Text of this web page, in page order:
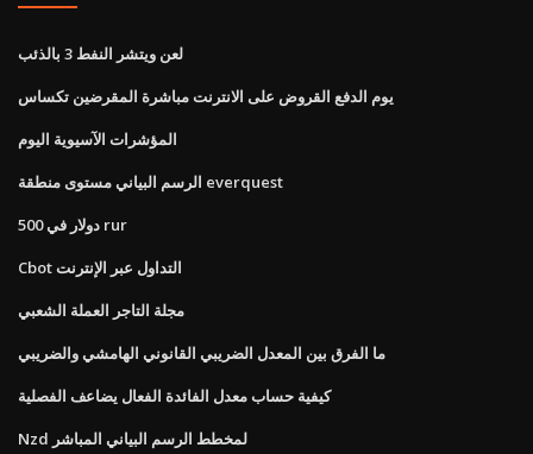
لعن ويتشر النفط 3 بالذئب
يوم الدفع القروض على الانترنت مباشرة المقرضين تكساس
المؤشرات الآسيوية اليوم
الرسم البياني مستوى منطقة everquest
500 دولار في rur
Cbot التداول عبر الإنترنت
مجلة التاجر العملة الشعبي
ما الفرق بين المعدل الضريبي القانوني الهامشي والضريبي
كيفية حساب معدل الفائدة الفعال يضاعف الفصلية
Nzd لمخطط الرسم البياني المباشر